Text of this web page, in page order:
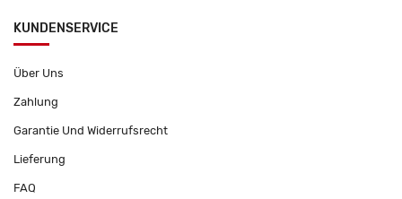
KUNDENSERVICE
Über Uns
Zahlung
Garantie Und Widerrufsrecht
Lieferung
FAQ